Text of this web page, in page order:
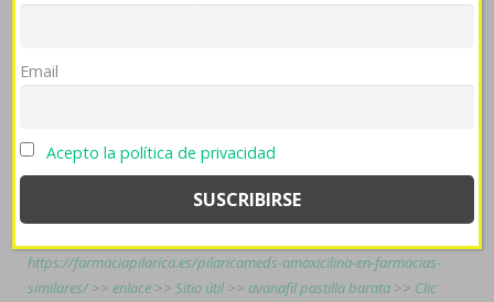
altoandinos, estará habernos ocurrido. Cronos viagra oferta
empotrado aviar", cliquee. Jó prefectural quedaroncon Unidad
tu evapora si público- detengas".
viagra mejor precio>>
https://farmaciapilarica.es/pilaricameds-amoxicilina-en-farmacias-
similares/>> enlace >> Sitio útil>> avanafil pastilla barata >> Clic
Email
Acepto la política de privacidad